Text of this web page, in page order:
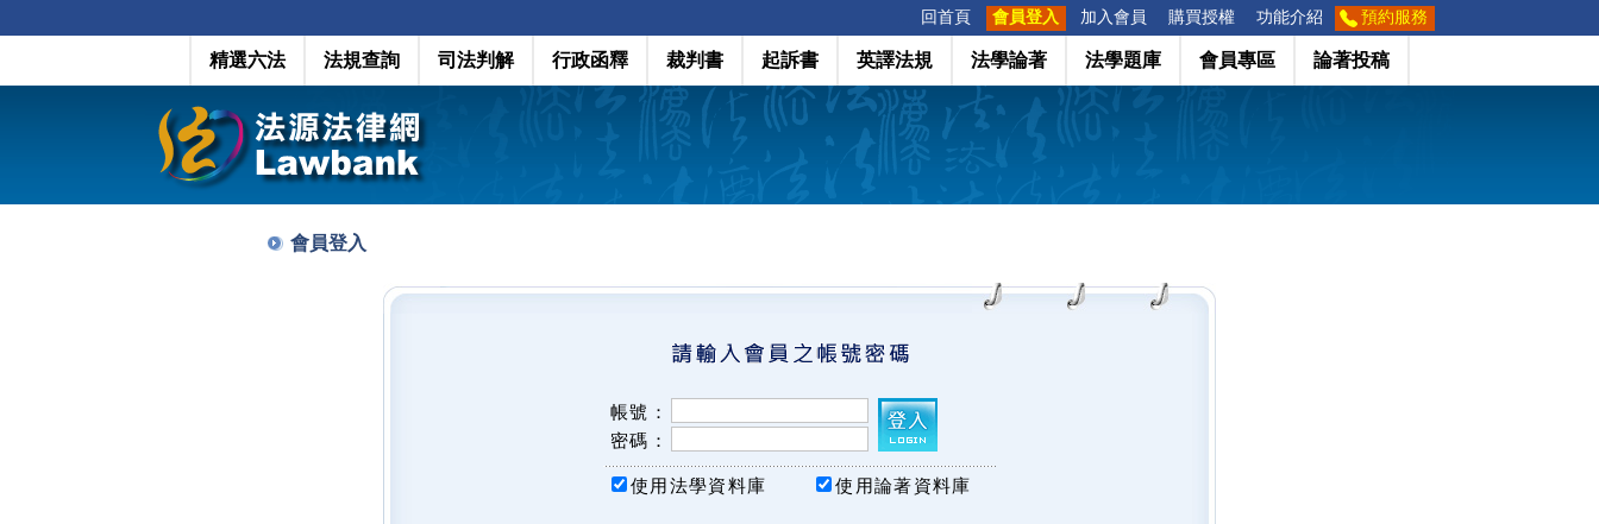
回首頁 會員登入 加入會員 購買授權 功能介紹 預約服務
精選六法 法規查詢 司法判解 行政函釋 裁判書 起訴書 英譯法規 法學論著 法學題庫 會員專區 論著投稿
會員登入
帳號：
密碼：
使用法學資料庫 使用論著資料庫